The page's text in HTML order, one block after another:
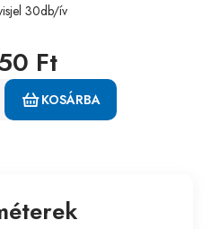
30db/ív
Ft
KOSÁRBA